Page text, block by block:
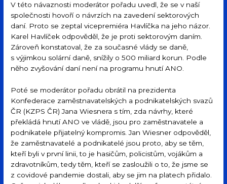
V této návaznosti moderátor pořadu uvedl, že se v naší
společnosti hovoří o návrzích na zavedení sektorových
daní. Proto se zeptal vicepremiéra Havlíčka na jeho názor.
Karel Havlíček odpověděl, že je proti sektorovým daním.
Zároveň konstatoval, že za současné vlády se daně,
s výjimkou solární daně, snížily o 500 miliard korun. Podle
něho zvyšování daní není na programu hnutí ANO.
Poté se moderátor pořadu obrátil na prezidenta
Konfederace zaměstnavatelských a podnikatelských svazů
ČR (KZPS ČR) Jana Wiesnera s tím, zda návrhy, které
překládá hnutí ANO ve vládě, jsou pro zaměstnavatele a
podnikatele přijatelný kompromis. Jan Wiesner odpověděl,
že zaměstnavatelé a podnikatelé jsou proto, aby se těm,
kteří byli v první linii, to je hasičům, policistům, vojákům a
zdravotníkům, tedy těm, kteří se zasloužili o to, že jsme se
z covidové pandemie dostali, aby se jim na platech přidalo.